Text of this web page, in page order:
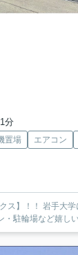
分
置場 エアコン
われる学生さん
です！ エアコン・駐輪場など嬉